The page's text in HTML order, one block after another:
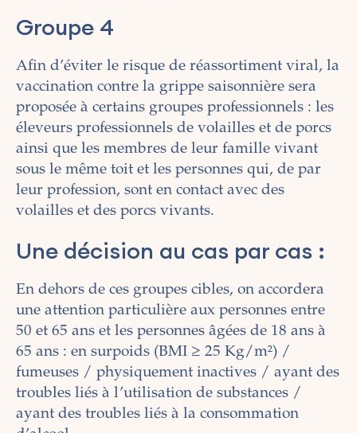
Groupe 4
Afin d’éviter le risque de réassortiment viral, la
vaccination contre la grippe saisonnière sera
proposée à certains groupes professionnels : les
éleveurs professionnels de volailles et de porcs
ainsi que les membres de leur famille vivant
sous le même toit et les personnes qui, de par
leur profession, sont en contact avec des
volailles et des porcs vivants.
Une décision au cas par cas :
En dehors de ces groupes cibles, on accordera
une attention particulière aux personnes entre
50 et 65 ans et les personnes âgées de 18 ans à
65 ans : en surpoids (BMI ≥ 25 Kg/m²) /
fumeuses / physiquement inactives / ayant des
troubles liés à l’utilisation de substances /
ayant des troubles liés à la consommation